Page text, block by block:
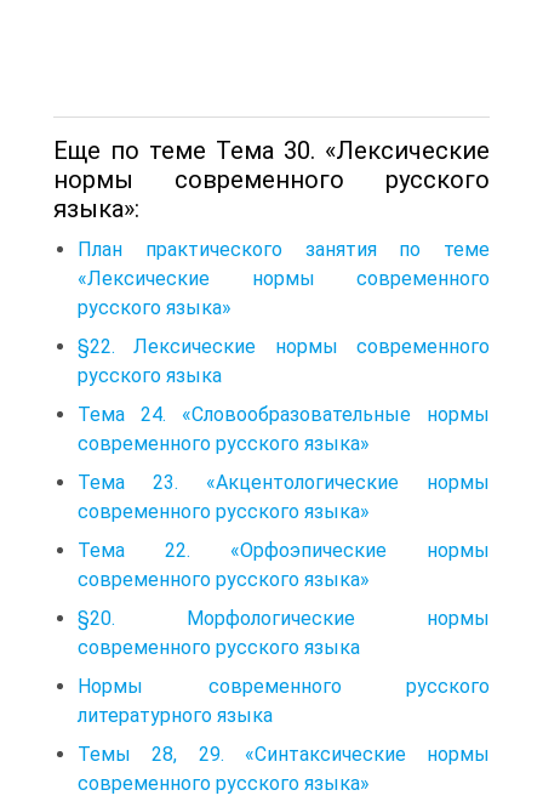
Еще по теме Тема 30. «Лексические
нормы современного русского
языка»:
План практического занятия по теме
«Лексические нормы современного
русского языка»
§22. Лексические нормы современного
русского языка
Тема 24. «Словообразовательные нормы
современного русского языка»
Тема 23. «Акцентологические нормы
современного русского языка»
Тема 22. «Орфоэпические нормы
современного русского языка»
§20. Морфологические нормы
современного русского языка
Нормы современного русского
литературного языка
Темы 28, 29. «Синтаксические нормы
современного русского языка»